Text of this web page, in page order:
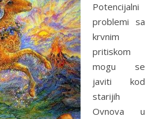
Potencijalni
problemi sa
krvnim
pritiskom
mogu se
javiti kod
starijih
Ovnova u